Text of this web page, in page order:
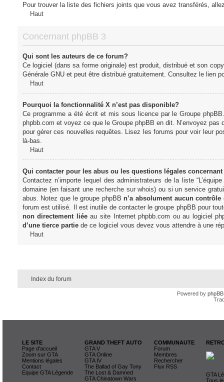
Pour trouver la liste des fichiers joints que vous avez transférés,
Haut
Concernant phpBB 3
Qui sont les auteurs de ce forum?
Ce logiciel (dans sa forme originale) est produit, distribué et son
Générale GNU et peut être distribué gratuitement. Consultez le lien
Haut
Pourquoi la fonctionnalité X n’est pas disponible?
Ce programme a été écrit et mis sous licence par le Groupe
phpbb.com et voyez ce que le Groupe phpBB en dit. N’envoyez
pour gérer ces nouvelles requêtes. Lisez les forums pour voir leur
là-bas.
Haut
Qui contacter pour les abus ou les questions légales
Contactez n’importe lequel des administrateurs de la liste
domaine (en faisant une recherche sur whois) ou si un service
abus. Notez que le groupe phpBB n’a absolument aucun contrôle
forum est utilisé. Il est inutile de contacter le groupe phpBB pour
non directement liéeau site Internet phpbb.com ou au logiciel
d’une tierce partiede ce logiciel vous devez vous attendre à une
Haut
Index du forum
Powered by phpBB
LE SITE
Page d'accueil
Zoom sur GTA
Mentions légales
Contact
Equipe GTA Légende
GRAND THEFT AUTO
GTA V
GTA Online
GTA IV
The Ballad of Gay Tony
The Lost & Damned
GTA Chinatown Wars
COMMUNAUTE
Forum
Membres
Rechercher
Flux RSS
GTA
Tous